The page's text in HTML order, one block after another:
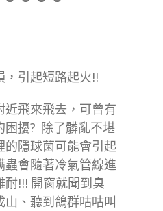
，引起短路起火!!
近飛來飛去，可曾有
困擾? 除了髒亂不堪
的隱球菌可能會引起
蟲會隨著冷氣管線進
耐!!! 開窗就聞到臭
、聽到鴿群咕咕叫